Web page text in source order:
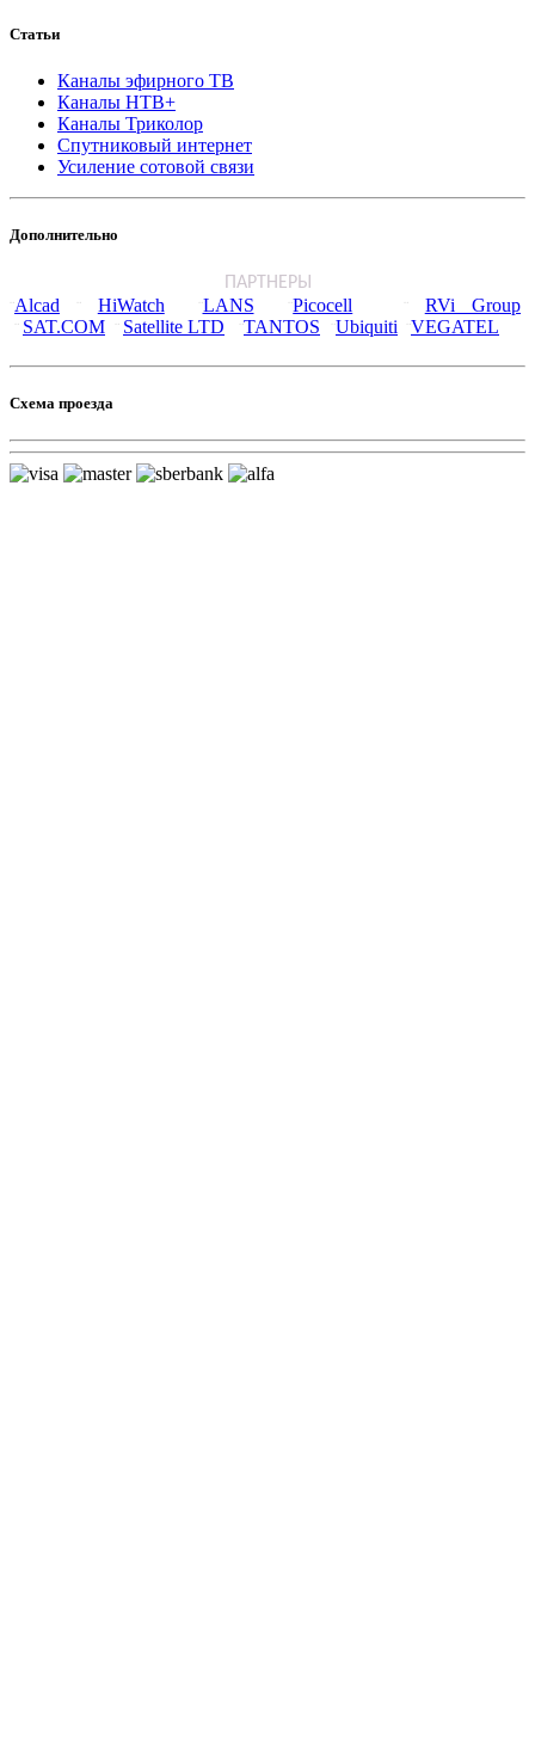
Статьи
Каналы эфирного ТВ
Каналы НТВ+
Каналы Триколор
Спутниковый интернет
Усиление сотовой связи
Дополнительно
ПАРТНЕРЫ
¨Alcad ¨ HiWatch ¨LANS ¨Picocell ¨ RVi Group
¨ SAT.COM ¨ Satellite LTD ¨TANTOS ¨Ubiquiti ¨VEGATEL
Схема проезда